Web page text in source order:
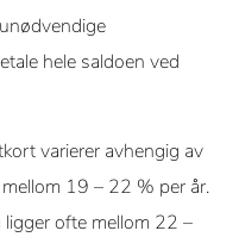
hele saldoen ved
varierer avhengig av
19 – 22 % per år.
ofte mellom 22 –